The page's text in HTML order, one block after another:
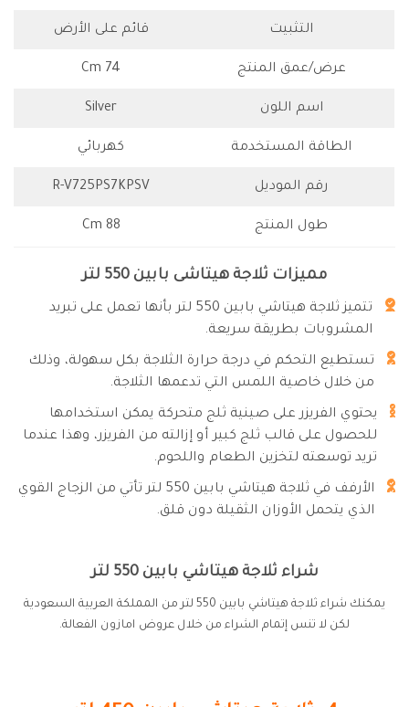
التثبيت قائم على الأرض
عرض/عمق المنتج 74 Cm
اسم اللون Silver
الطاقة المستخدمة كهربائي
رقم الموديل R-V725PS7KPSV
طول المنتج 88 Cm
مميزات ثلاجة هيتاشى بابين 550 لتر
تتميز ثلاجة هيتاشي بابين 550 لتر بأنها تعمل على تبريد
المشروبات بطريقة سريعة.
تستطيع التحكم في درجة حرارة الثلاجة بكل سهولة، وذلك
من خلال خاصية اللمس التي تدعمها الثلاجة.
يحتوي الفريزر على صينية ثلج متحركة يمكن استخدامها
للحصول على قالب ثلج كبير أو إزالته من الفريزر، وهذا عندما
تريد توسعته لتخزين الطعام واللحوم.
الأرفف في ثلاجة هيتاشي بابين 550 لتر تأتي من الزجاج القوي
الذي يتحمل الأوزان الثقيلة دون قلق.
شراء ثلاجة هيتاشي بابين 550 لتر
يمكنك شراء ثلاجة هيتاشي بابين 550 لتر من المملكة العربية السعودية
لكن لا تنس إتمام الشراء من خلال عروض امازون الفعالة.